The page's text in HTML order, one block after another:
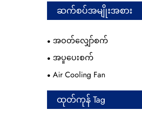
ဆက်စပ်အမျိုးအစား
အဝတ်လျှော်စက်
အပူပေးစက်
Air Cooling Fan
ထုတ်ကုန် Tag